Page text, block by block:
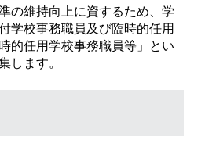
の維持向上に資するため、学
学校事務職員及び臨時的任用
的任用学校事務職員等」とい
します。